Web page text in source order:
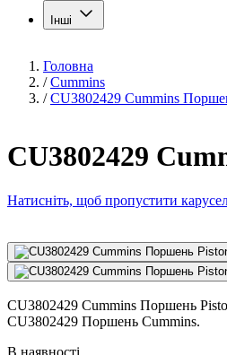
Інші
Головна
/ Cummins
/ CU3802429 Cummins
CU3802429
Натисніть, щоб пропустити
CU3802429 Cummins Поршень
CU3802429 Поршень Cummins.
В наявності